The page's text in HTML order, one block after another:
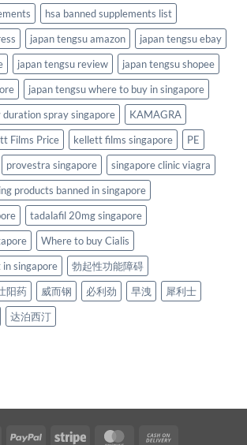
hsa banned supplements list
japan tengsu amazon
japan tengsu ebay
japan tengsu review
japan tengsu shopee
japan tengsu where to buy in singapore
duration spray singapore
KAMAGRA
Films Price kellett films singapore
PE
provestra singapore
singapore clinic viagra
products banned in singapore
tadalafil 20mg singapore
Where to buy Cialis
singapore
勃起性功能障碍
阳药 威而钢 必利劲 早洩
犀利士
达泊西汀
Visa PayPal Stripe MasterCard